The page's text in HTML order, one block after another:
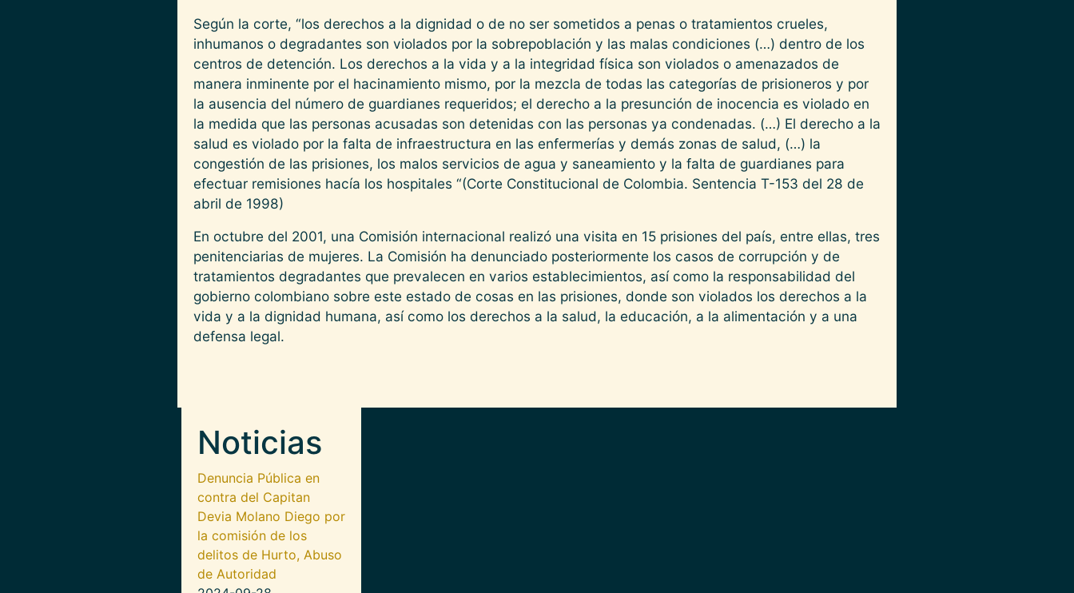
Según la corte, “los derechos a la dignidad o de no ser sometidos a penas o tratamientos crueles,
inhumanos o degradantes son violados por la sobrepoblación y las malas condiciones (…) dentro de los
centros de detención. Los derechos a la vida y a la integridad física son violados o amenazados de
manera inminente por el hacinamiento mismo, por la mezcla de todas las categorías de prisioneros y por
la ausencia del número de guardianes requeridos; el derecho a la presunción de inocencia es violado en
la medida que las personas acusadas son detenidas con las personas ya condenadas. (…) El derecho a la
salud es violado por la falta de infraestructura en las enfermerías y demás zonas de salud, (…) la
congestión de las prisiones, los malos servicios de agua y saneamiento y la falta de guardianes para
efectuar remisiones hacía los hospitales “(Corte Constitucional de Colombia. Sentencia T-153 del 28 de
abril de 1998)
En octubre del 2001, una Comisión internacional realizó una visita en 15 prisiones del país, entre ellas, tres
penitenciarias de mujeres. La Comisión ha denunciado posteriormente los casos de corrupción y de
tratamientos degradantes que prevalecen en varios establecimientos, así como la responsabilidad del
gobierno colombiano sobre este estado de cosas en las prisiones, donde son violados los derechos a la
vida y a la dignidad humana, así como los derechos a la salud, la educación, a la alimentación y a una
defensa legal.
Noticias
Denuncia Pública en
contra del Capitan
Devia Molano Diego por
la comisión de los
delitos de Hurto, Abuso
de Autoridad